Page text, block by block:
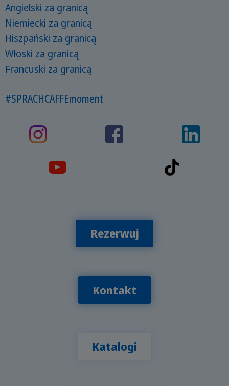
Angielski za granicą
Niemiecki za granicą
Hiszpański za granicą
Włoski za granicą
Francuski za granicą
#SPRACHCAFFEmoment
Rezerwuj
Kontakt
Katalogi